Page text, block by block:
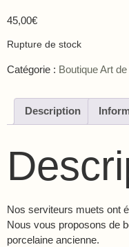
45,00€
Rupture de stock
Catégorie : Boutique Art de
Description
Nos serviteurs muets ont
Nous vous proposons de
porcelaine ancienne.